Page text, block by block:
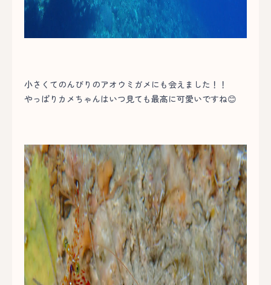
小さくてのんびりのアオウミガメにも会えました！！
やっぱりカメちゃんはいつ見ても最高に可愛いですね😊